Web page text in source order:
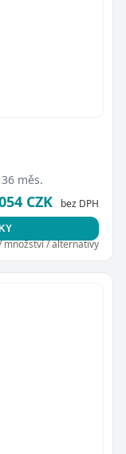
36 měs.
CZK bez DPH
množství / alternativy